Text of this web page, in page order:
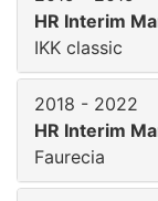
HR Interim
IKK classic
2018 - 2022
HR Interim
Faurecia